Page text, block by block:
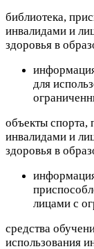
библиотека,
инвалидами и
здоровья в
для
объекты спорта,
инвалидами и
здоровья в
лицами с
средства
использования